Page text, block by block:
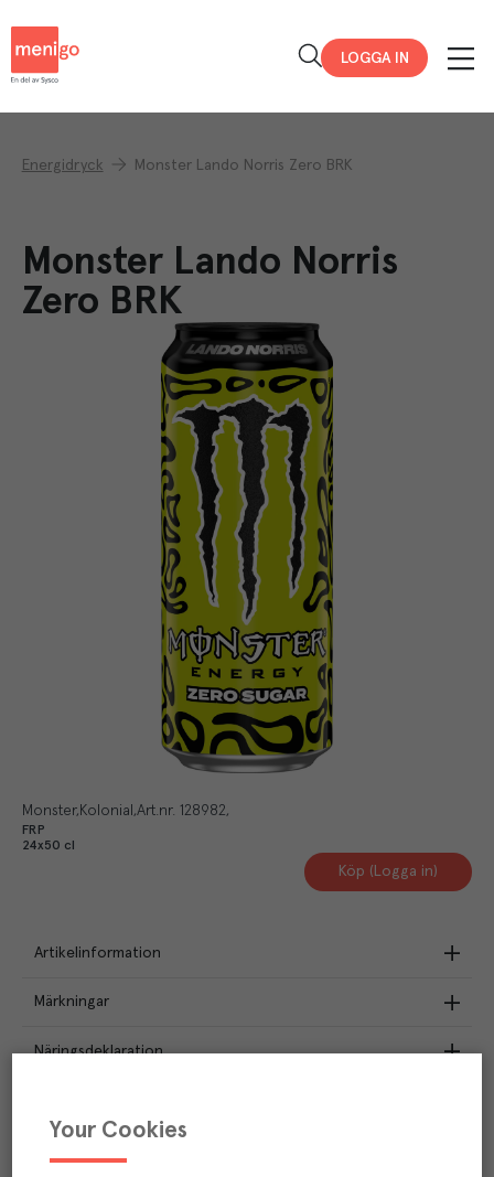
LOGGA IN
Energidryck Monster Lando Norris Zero BRK
Monster Lando Norris
Zero BRK
Monster Kolonial Art.nr. 128982
FRP
24x50 cl
Köp (Logga in)
Artikelinformation
Märkningar
Näringsdeklaration
CO₂e/kg
Varje kilo av varan påverkar klimatet motsvarande
Your Cookies